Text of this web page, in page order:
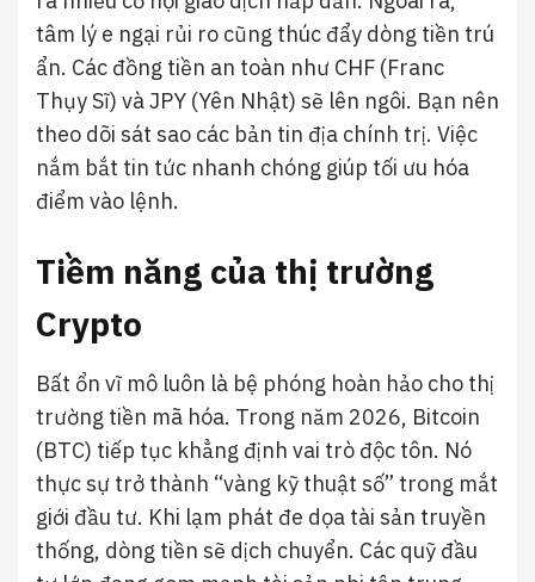
tâm lý e ngại rủi ro cũng thúc đẩy dòng tiền trú
ẩn. Các đồng tiền an toàn như CHF (Franc
Thụy Sĩ) và JPY (Yên Nhật) sẽ lên ngôi. Bạn nên
theo dõi sát sao các bản tin địa chính trị. Việc
nắm bắt tin tức nhanh chóng giúp tối ưu hóa
điểm vào lệnh.
Tiềm năng của thị trường
Crypto
Bất ổn vĩ mô luôn là bệ phóng hoàn hảo cho thị
trường tiền mã hóa. Trong năm 2026, Bitcoin
(BTC) tiếp tục khẳng định vai trò độc tôn. Nó
thực sự trở thành “vàng kỹ thuật số” trong mắt
giới đầu tư. Khi lạm phát đe dọa tài sản truyền
thống, dòng tiền sẽ dịch chuyển. Các quỹ đầu